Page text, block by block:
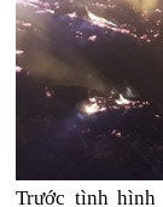
Trước tình hình